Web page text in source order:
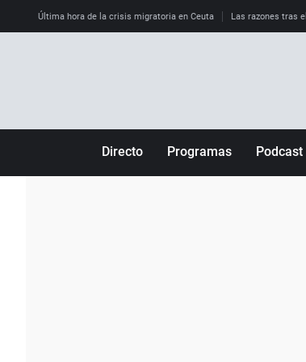
Última hora de la crisis migratoria en Ceuta Las razones tras
Directo Programas Podcast